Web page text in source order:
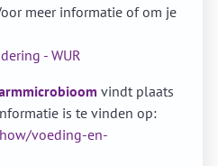
meer informatie of om je
- WUR
vindt plaats
is te vinden op:
voeding-en-